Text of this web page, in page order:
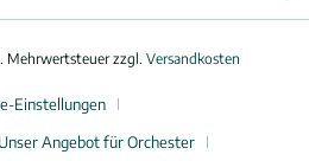
Mehrwertsteuer zzgl. Versandkosten
Einstellungen
Angebot für Orchester